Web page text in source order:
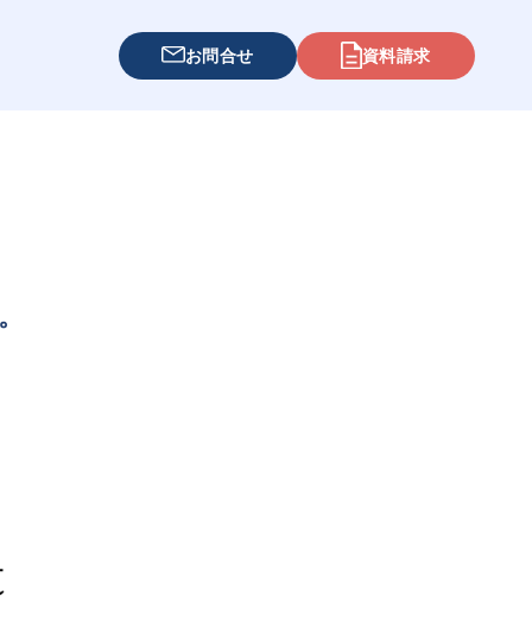
お問合せ 資料請求